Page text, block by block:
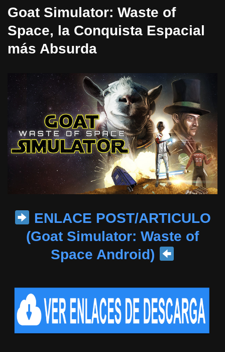
Goat Simulator: Waste of
Space, la Conquista Espacial
más Absurda
ENLACE POST/ARTICULO
(Goat Simulator: Waste of
Space Android)